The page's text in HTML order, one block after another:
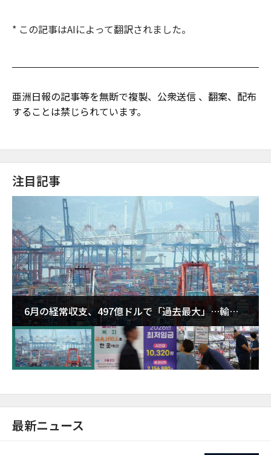
* この記事はAIによって翻訳されました。
亜洲日報の記事等を無断で複製、公衆送信 、翻案、配布
することは禁じられています。
注目記事
6月の経常収支、497億ドルで「過去最大」…輸出
が初の1000億ドル突破
最新ニュース